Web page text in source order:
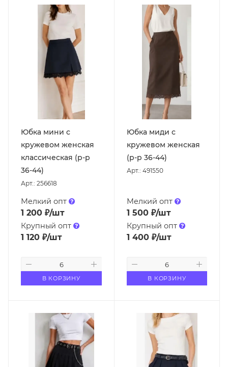
Юбка мини с
кружевом женская
классическая (р-р
36-44)
Арт.: 256618
Мелкий опт
1 200 ₽/шт
Крупный опт
1 120 ₽/шт
В КОРЗИНУ
Юбка миди с
кружевом женская
(р-р 36-44)
Арт.: 491550
Мелкий опт
1 500₽/шт
Крупный опт
1 400₽/шт
В КОРЗИНУ